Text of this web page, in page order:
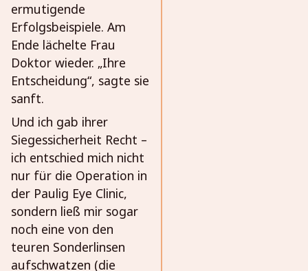
ermutigende
Erfolgsbeispiele. Am
Ende lächelte Frau
Doktor wieder. „Ihre
Entscheidung“, sagte sie
sanft.
Und ich gab ihrer
Siegessicherheit Recht –
ich entschied mich nicht
nur für die Operation in
der Paulig Eye Clinic,
sondern ließ mir sogar
noch eine von den
teuren Sonderlinsen
aufschwatzen (die